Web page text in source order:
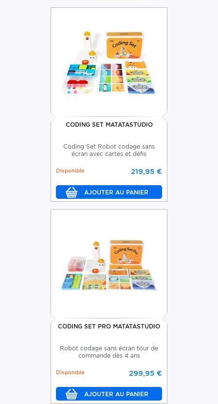
CODING SET MATATASTUDIO
Coding Set Robot codage sans
écran avec cartes et défis
219,95 €
Disponible
CODING SET PRO MATATASTUDIO
Robot codage sans écran tour de
commande dès 4 ans
299,95 €
Disponible